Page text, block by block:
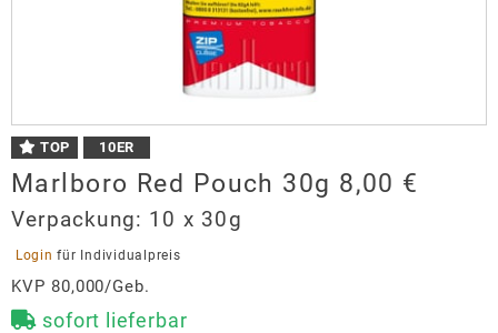
TOP 10ER
Marlboro Red Pouch 30g 8,00 €
Verpackung: 10 x 30g
Login für Individualpreis
KVP 80,000/Geb.
sofort lieferbar